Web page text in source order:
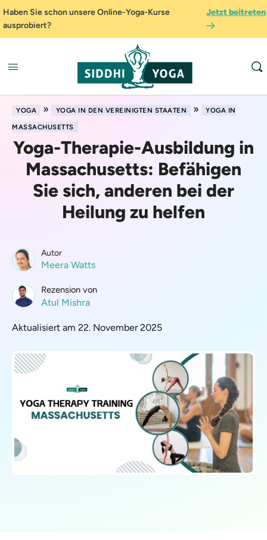
Haben Sie schon unsere Online-Yoga-Kurse
ausprobiert?
Jetzt beitreten
YOGA » YOGA IN DEN VEREINIGTEN STAATEN »
YOGA IN
MASSACHUSETTS
Yoga-Therapie-Ausbildung in
Massachusetts: Befähigen
Sie sich, anderen bei der
Heilung zu helfen
Autor
Meera Watts
Rezension von
Atul Mishra
Aktualisiert am 22. November 2025